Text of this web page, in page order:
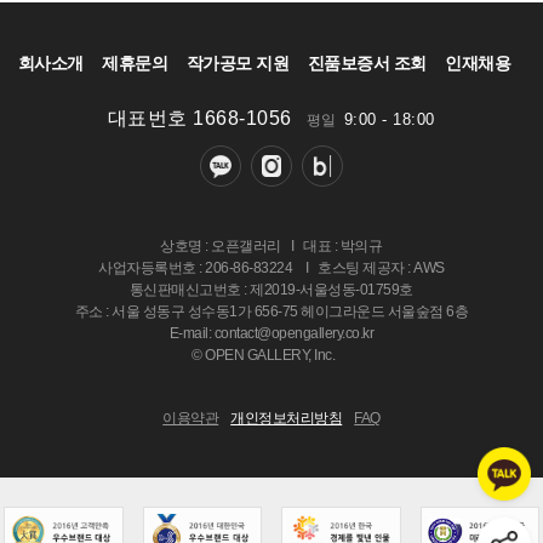
회사소개 제휴문의 작가공모 지원 진품보증서 조회 인재채용
대표번호 1668-1056 평일 9:00 - 18:00
상호명 : 오픈갤러리
대표 : 박의규
사업자등록번호 : 206-86-83224
호스팅 제공자 : AWS
통신판매신고번호 : 제2019-서울성동-01759호
주소 : 서울 성동구 성수동1가 656-75 헤이그라운드 서울숲점 6층
E-mail: contact@opengallery.co.kr
© OPEN GALLERY, Inc.
이용약관 개인정보처리방침 FAQ